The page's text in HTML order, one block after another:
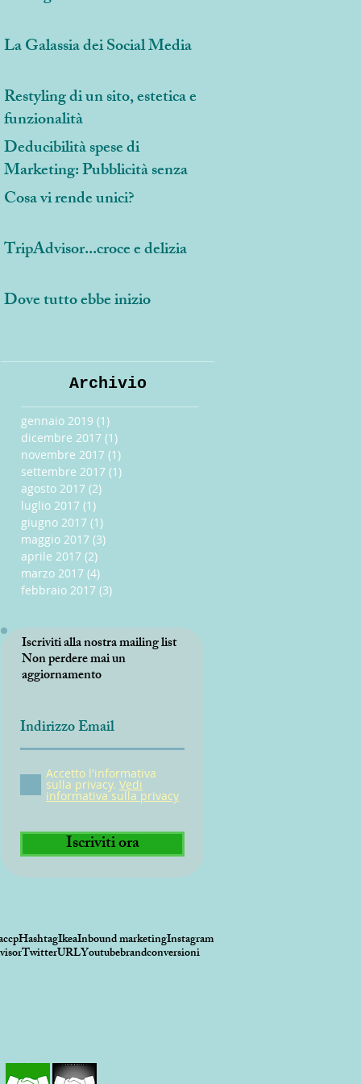
La Galassia dei Social Media
Restyling di un sito, estetica e
funzionalità
Deducibilità spese di
Marketing: Pubblicità senza
costi!
Cosa vi rende unici?
TripAdvisor...croce e delizia
Dove tutto ebbe inizio
Archivio
gennaio 2019 (1)
dicembre 2017 (1)
novembre 2017 (1)
settembre 2017 (1)
agosto 2017 (2)
luglio 2017 (1)
giugno 2017 (1)
maggio 2017 (3)
aprile 2017 (2)
marzo 2017 (4)
febbraio 2017 (3)
Iscriviti alla nostra mailing list
Non perdere mai un
aggiornamento
Accetto l'informativa
sulla privacy. Vedi
informativa sulla privacy
Iscriviti ora
HashtagIkeaInbound marketingInstagram
TwitterURLYoutubebrandconversioni